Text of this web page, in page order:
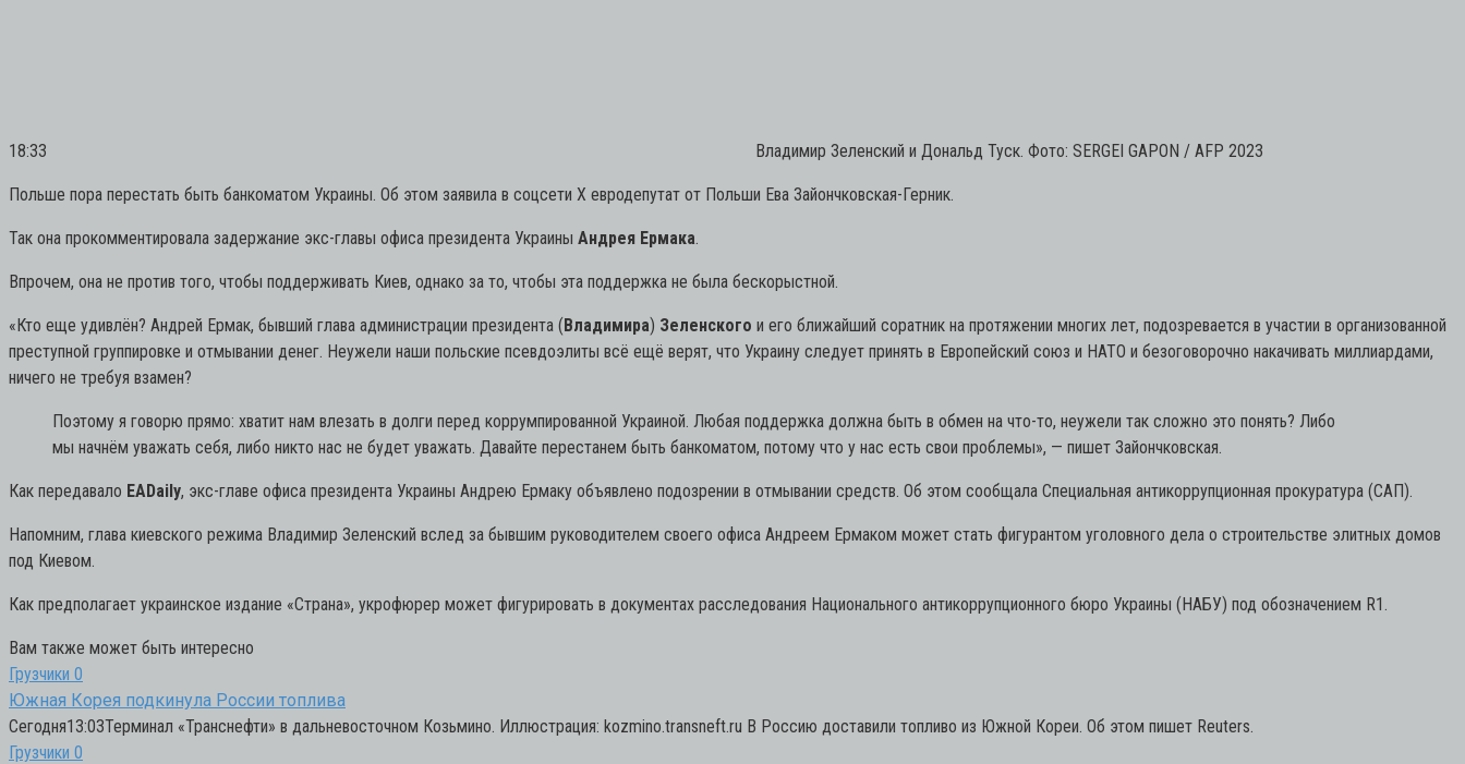
18:33 Владимир Зеленский и Дональд Туск. Фото: SERGEI GAPON / AFP 2023
Польше пора перестать быть банкоматом Украины. Об этом заявила в соцсети Х евродепутат от Польши Ева Зайончковская-Герник.
Так она прокомментировала задержание экс-главы офиса президента Украины Андрея Ермака.
Впрочем, она не против того, чтобы поддерживать Киев, однако за то, чтобы эта поддержка не была бескорыстной.
«Кто еще удивлён? Андрей Ермак, бывший глава администрации президента (Владимира) Зеленского и его ближайший соратник на протяжении многих лет, подозревается в участии в организованной
преступной группировке и отмывании денег. Неужели наши польские псевдоэлиты всё ещё верят, что Украину следует принять в Европейский союз и НАТО и безоговорочно накачивать миллиардами,
ничего не требуя взамен?
Поэтому я говорю прямо: хватит нам влезать в долги перед коррумпированной Украиной. Любая поддержка должна быть в обмен на что-то, неужели так сложно это понять? Либо
мы начнём уважать себя, либо никто нас не будет уважать. Давайте перестанем быть банкоматом, потому что у нас есть свои проблемы», — пишет Зайончковская.
Как передавало EADaily, экс-главе офиса президента Украины Андрею Ермаку объявлено подозрении в отмывании средств. Об этом сообщала Специальная антикоррупционная прокуратура (САП).
Напомним, глава киевского режима Владимир Зеленский вслед за бывшим руководителем своего офиса Андреем Ермаком может стать фигурантом уголовного дела о строительстве элитных домов
под Киевом.
Как предполагает украинское издание «Страна», укрофюрер может фигурировать в документах расследования Национального антикоррупционного бюро Украины (НАБУ) под обозначением R1.
Вам также может быть интересно
Грузчики 0
Южная Корея подкинула России топлива
Сегодня13:03Терминал «Транснефти» в дальневосточном Козьмино. Иллюстрация: kozmino.transneft.ru В Россию доставили топливо из Южной Кореи. Об этом пишет Reuters.
Грузчики 0